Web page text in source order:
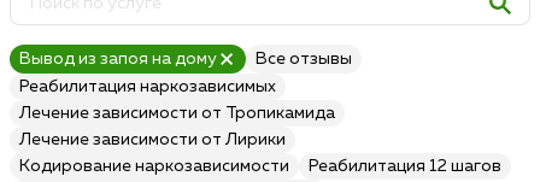
Вывод из запоя на дому
Все отзывы
Реабилитация наркозависимых
Лечение зависимости от Тропикамида
Лечение зависимости от Лирики
Кодирование наркозависимости
Реабилитация 12 шагов